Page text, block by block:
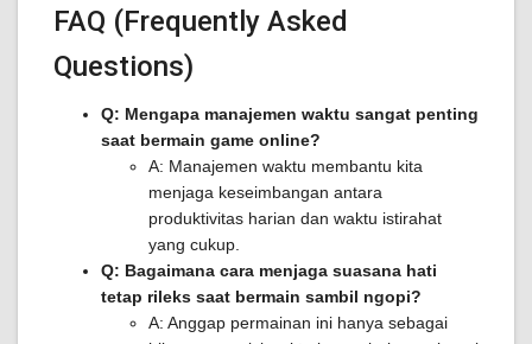
FAQ (Frequently Asked
Questions)
Q: Mengapa manajemen waktu sangat penting
saat bermain game online?
A: Manajemen waktu membantu kita
menjaga keseimbangan antara
produktivitas harian dan waktu istirahat
yang cukup.
Q: Bagaimana cara menjaga suasana hati
tetap rileks saat bermain sambil ngopi?
A: Anggap permainan ini hanya sebagai